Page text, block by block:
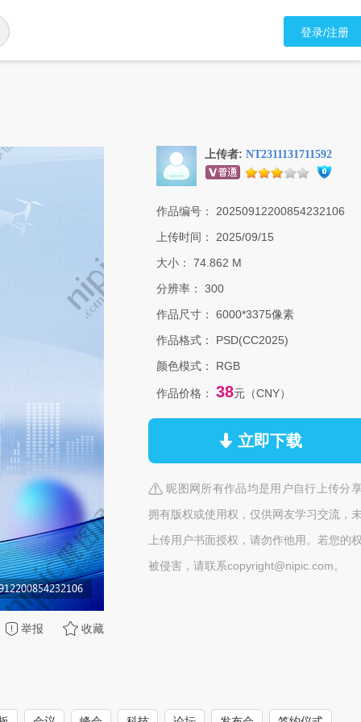
登录/注册
举报 收藏
上传者: NT2311131711592
作品编号：
20250912200854232106
上传时间：
2025/09/15
大小：
74.862 M
分辨率：
300
作品尺寸：
6000*3375像素
作品格式：
PSD(CC2025)
颜色模式：
RGB
作品价格： 38元（CNY）
立即下载
昵图网所有作品均是用户自行上传分
拥有版权或使用权，仅供网友学习交流，
上传用户书面授权，请勿作他用。若您的
被侵害，请联系copyright@nipic.com。